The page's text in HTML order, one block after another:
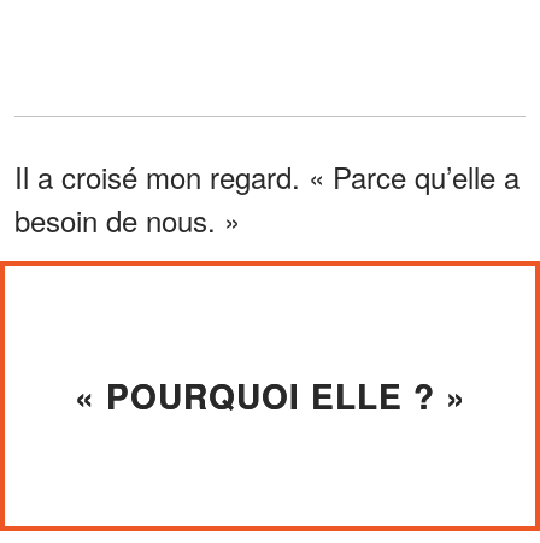
Il a croisé mon regard. « Parce qu’elle a
besoin de nous. »
« POURQUOI ELLE ? »